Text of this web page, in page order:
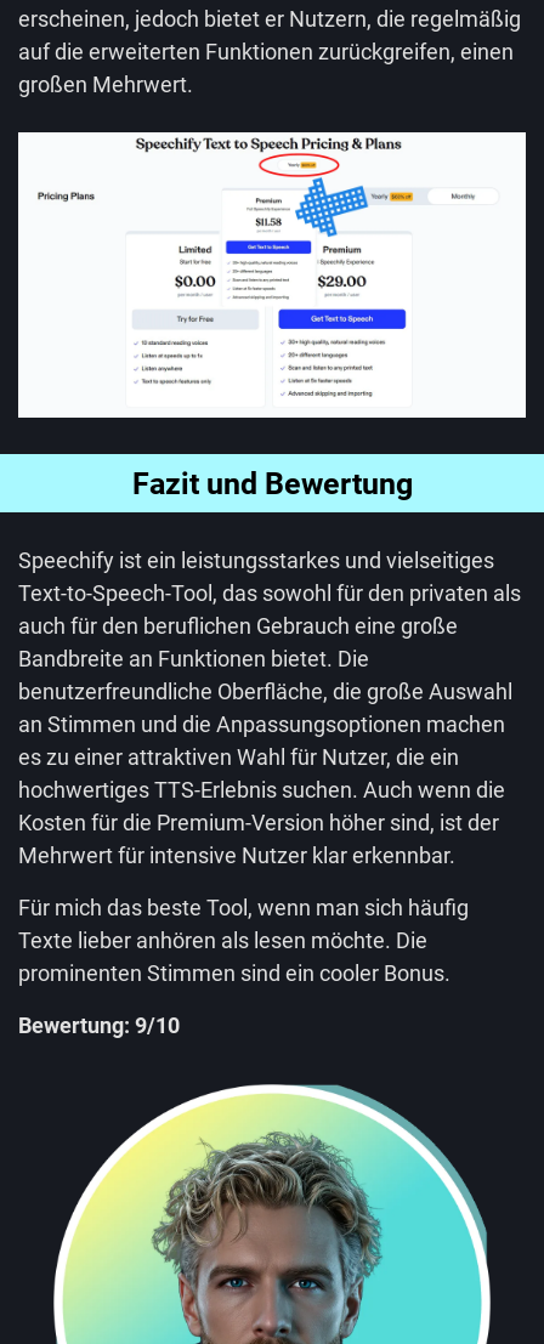
erscheinen, jedoch bietet er Nutzern, die regelmäßig
auf die erweiterten Funktionen zurückgreifen, einen
großen Mehrwert.
Fazit und Bewertung
Speechify ist ein leistungsstarkes und vielseitiges
Text-to-Speech-Tool, das sowohl für den privaten als
auch für den beruflichen Gebrauch eine große
Bandbreite an Funktionen bietet. Die
benutzerfreundliche Oberfläche, die große Auswahl
an Stimmen und die Anpassungsoptionen machen
es zu einer attraktiven Wahl für Nutzer, die ein
hochwertiges TTS-Erlebnis suchen. Auch wenn die
Kosten für die Premium-Version höher sind, ist der
Mehrwert für intensive Nutzer klar erkennbar.
Für mich das beste Tool, wenn man sich häufig
Texte lieber anhören als lesen möchte. Die
prominenten Stimmen sind ein cooler Bonus.
Bewertung: 9/10